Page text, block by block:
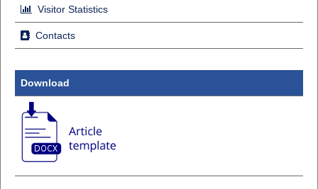
Visitor Statistics
Contacts
Download